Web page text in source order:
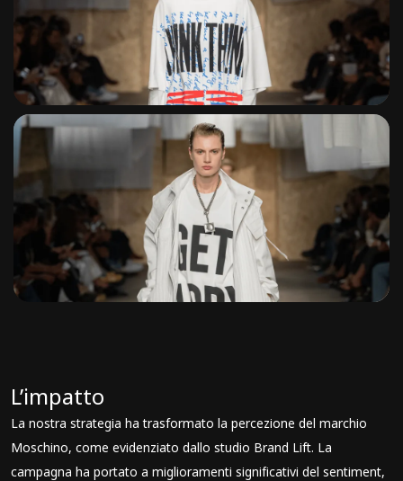
L’impatto
La nostra strategia ha trasformato la percezione del marchio
Moschino, come evidenziato dallo studio Brand Lift. La
campagna ha portato a miglioramenti significativi del sentiment,